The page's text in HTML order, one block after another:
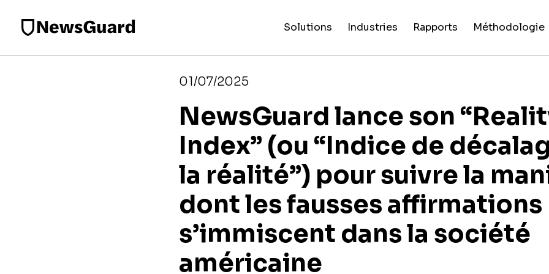
Solutions Industries Rapports
Rapports
Méthodologie
Processus
01/07/2025
NewsGuard lance son
Index” (ou “Indice de
la réalité”) pour suivre la
dont les fausses affirmations
s’immiscent dans la société
américaine